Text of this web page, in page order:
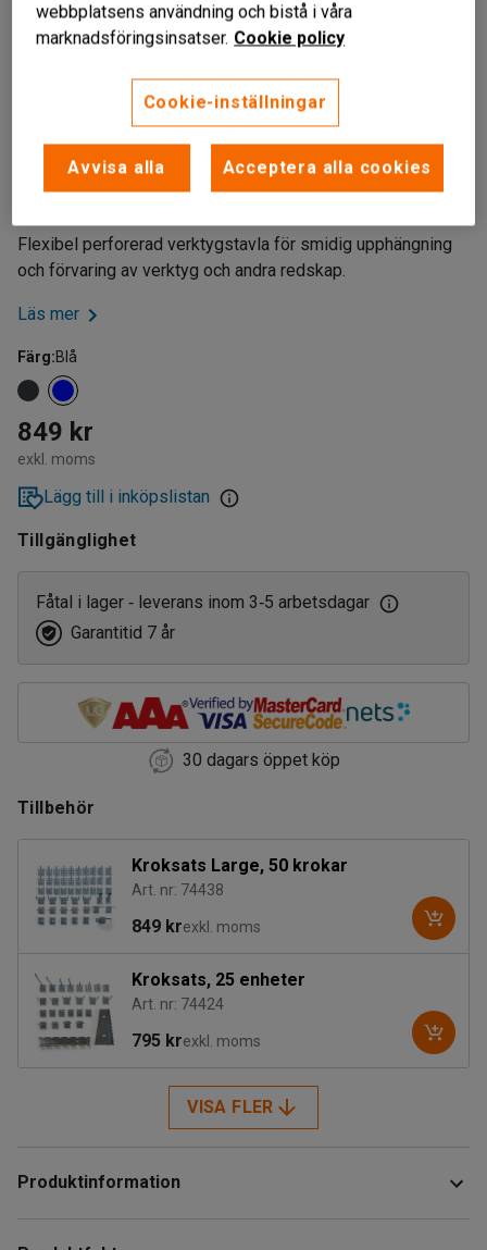
Flexibel verktygsförvaring
Perforerad
Flexibel perforerad verktygstavla för smidig upphängning
och förvaring av verktyg och andra redskap.
Läs mer
Färg:Blå
849 kr
exkl. moms
Lägg till i inköpslistan
Tillgänglighet
Fåtal i lager ‑ leverans inom 3‑5 arbetsdagar
Garantitid 7 år
30 dagars öppet köp
Tillbehör
Kroksats Large, 50 krokar
Art. nr: 74438
849 krexkl. moms
Kroksats, 25 enheter
Art. nr: 74424
795 krexkl. moms
VISA FLER
Produktinformation
webbplatsens användning och bistå i våra
marknadsföringsinsatser. Cookie policy
Cookie-inställningar
Avvisa alla Acceptera alla cookies